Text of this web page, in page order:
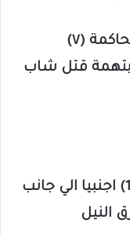
بسبب اتصال على هاتف فتاة .. محاكمة (٧)
قتل شاب
تطورات جديدة في في محاكمة (11) اجنبيا الي جانب
النيل